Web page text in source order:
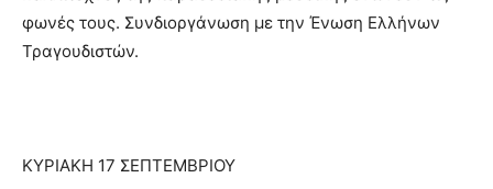
φωνές τους. Συνδιοργάνωση με την Ένωση Ελλήνων
Τραγουδιστών.
ΚΥΡΙΑΚΗ 17 ΣΕΠΤΕΜΒΡΙΟΥ